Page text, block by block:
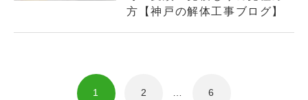
方【神戸の解体工事ブログ】
1 2 6